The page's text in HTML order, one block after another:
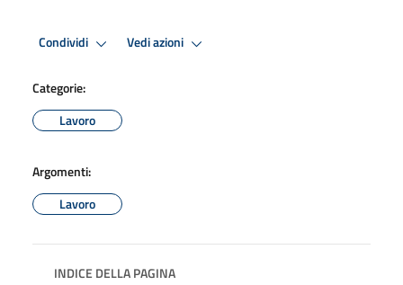
Condividi Vedi azioni
Categorie:
Lavoro
Argomenti:
Lavoro
INDICE DELLA PAGINA